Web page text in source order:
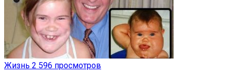
Жизнь 2 596 просмотров